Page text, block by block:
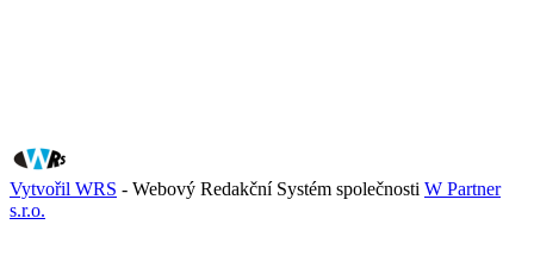
Vytvořil WRS - Webový Redakční Systém společnosti W Partner
s.r.o.